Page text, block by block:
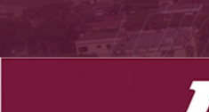
contenido